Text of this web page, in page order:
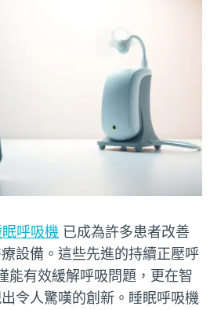
呼吸機 已成為許多患者改善
設備。這些先進的持續正壓呼
能有效緩解呼吸問題，更在智
令人驚嘆的創新。睡眠呼吸機